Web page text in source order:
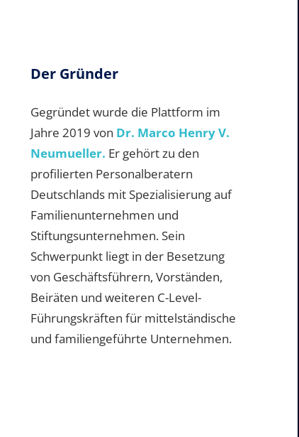
Der Gründer
Gegründet wurde die Plattform im
Jahre 2019 von Dr. Marco Henry V.
Neumueller. Er gehört zu den
profilierten Personalberatern
Deutschlands mit Spezialisierung auf
Familienunternehmen und
Stiftungsunternehmen. Sein
Schwerpunkt liegt in der Besetzung
von Geschäftsführern, Vorständen,
Beiräten und weiteren C-Level-
Führungskräften für mittelständische
und familiengeführte Unternehmen.